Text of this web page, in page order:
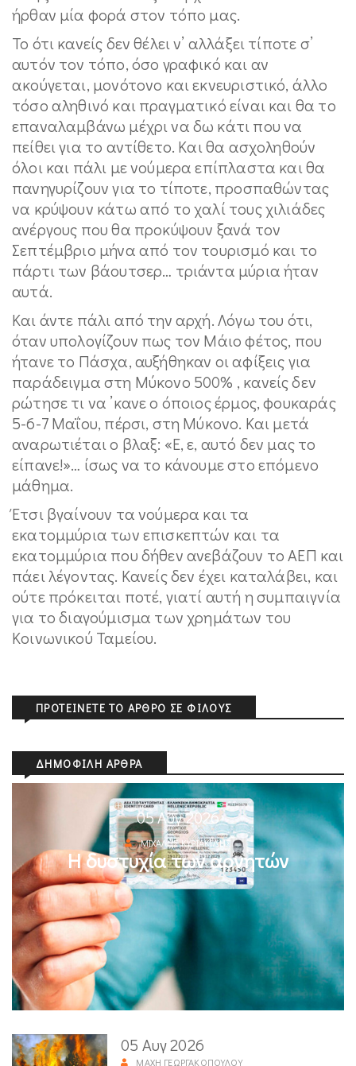
ήρθαν μία φορά στον τόπο μας.
Το ότι κανείς δεν θέλει ν’ αλλάξει τίποτε σ’
αυτόν τον τόπο, όσο γραφικό και αν
ακούγεται, μονότονο και εκνευριστικό, άλλο
τόσο αληθινό και πραγματικό είναι και θα το
επαναλαμβάνω μέχρι να δω κάτι που να
πείθει για το αντίθετο. Και θα ασχοληθούν
όλοι και πάλι με νούμερα επίπλαστα και θα
πανηγυρίζουν για το τίποτε, προσπαθώντας
να κρύψουν κάτω από το χαλί τους χιλιάδες
ανέργους που θα προκύψουν ξανά τον
Σεπτέμβριο μήνα από τον τουρισμό και το
πάρτι των βάουτσερ… τριάντα μύρια ήταν
αυτά.
Και άντε πάλι από την αρχή. Λόγω του ότι,
όταν υπολογίζουν πως τον Μάιο φέτος, που
ήτανε το Πάσχα, αυξήθηκαν οι αφίξεις για
παράδειγμα στη Μύκονο 500% , κανείς δεν
ρώτησε τι να ’κανε ο όποιος έρμος, φουκαράς
5-6-7 Μαΐου, πέρσι, στη Μύκονο. Και μετά
αναρωτιέται ο βλαξ: «Ε, ε, αυτό δεν μας το
είπανε!»… ίσως να το κάνουμε στο επόμενο
μάθημα.
Έτσι βγαίνουν τα νούμερα και τα
εκατομμύρια των επισκεπτών και τα
εκατομμύρια που δήθεν ανεβάζουν το ΑΕΠ και
πάει λέγοντας. Κανείς δεν έχει καταλάβει, και
ούτε πρόκειται ποτέ, γιατί αυτή η συμπαιγνία
για το διαγούμισμα των χρημάτων του
Κοινωνικού Ταμείου.
ΠΡΟΤΕΊΝΕΤΕ ΤΟ ΆΡΘΡΟ ΣΕ ΦΊΛΟΥΣ
ΔΗΜΟΦΙΛΉ ΆΡΘΡΑ
05 Αυγ 2026
ΜΙΧΆΛΗΣ ΚΥΡΙΑΚΊΔΗΣ
Η δυστυχία των αρνητών
05 Αυγ 2026
ΜΆΧΗ ΓΕΩΡΓΑΚΟΠΟΎΛΟΥ